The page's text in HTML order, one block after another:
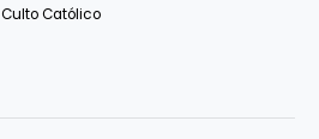
Culto Católico